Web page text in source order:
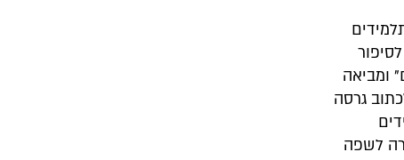
ומביאה
גרסה
לשפה